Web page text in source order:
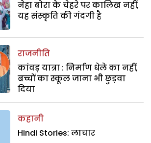
नेहा बोरा के चेहरे पर कालिख नहीं,
यह संस्कृति की गंदगी है
राजनीति
कांवड़ यात्रा : निर्माण धेले का नहीं,
बच्चों का स्कूल जाना भी छुड़वा
दिया
कहानी
Hindi Stories: लाचार